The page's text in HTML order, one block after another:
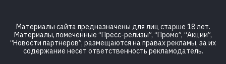
Материалы сайта предназначены для лиц старше 18 лет.
Материалы, помеченные “Пресс-релизы”, “Промо”, “Акции”,
“Новости партнеров”, размещаются на правах рекламы, за их
содержание несет ответственность рекламодатель.